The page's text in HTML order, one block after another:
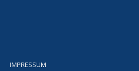
IMPRESSUM